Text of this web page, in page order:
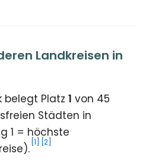
Landkreisen in
belegt Platz1 von 45
Städten in
1 = höchste
[1] [2]